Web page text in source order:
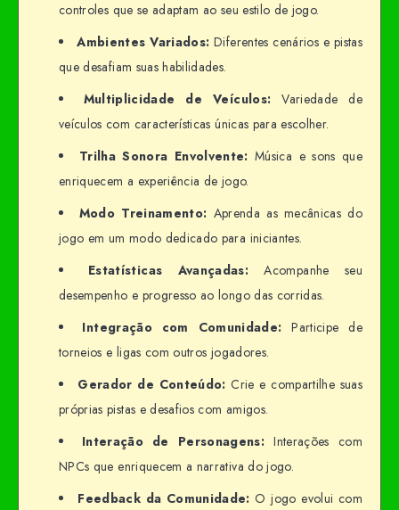
controles que se adaptam ao seu estilo de jogo.
Ambientes Variados: Diferentes cenários e pistas
que desafiam suas habilidades.
Multiplicidade de Veículos: Variedade de
veículos com características únicas para escolher.
Trilha Sonora Envolvente: Música e sons que
enriquecem a experiência de jogo.
Modo Treinamento: Aprenda as mecânicas do
jogo em um modo dedicado para iniciantes.
Estatísticas Avançadas: Acompanhe seu
desempenho e progresso ao longo das corridas.
Integração com Comunidade: Participe de
torneios e ligas com outros jogadores.
Gerador de Conteúdo: Crie e compartilhe suas
próprias pistas e desafios com amigos.
Interação de Personagens: Interações com
NPCs que enriquecem a narrativa do jogo.
Feedback da Comunidade: O jogo evolui com